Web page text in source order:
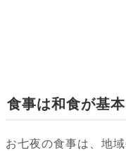
食事は和食が基
お七夜の食事は、地